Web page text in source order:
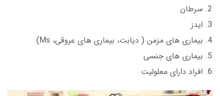
سرطان
ایدز
بیماری های مزمن ( دیابت، بیماری های عروقی، Ms)
بیماری های جنسی
افراد دارای معلولیت